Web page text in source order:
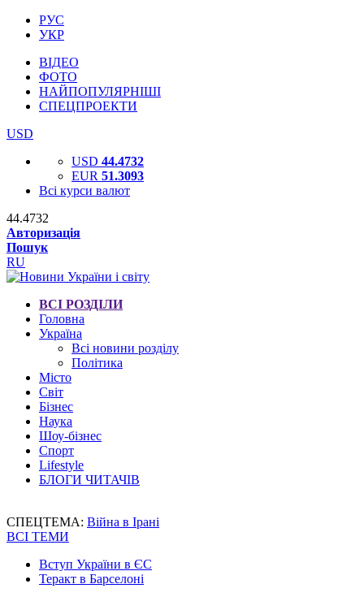
РУС
УКР
ВІДЕО
ФОТО
НАЙПОПУЛЯРНІШІ
СПЕЦПРОЕКТИ
USD
USD 44.4732
EUR 51.3093
Всі курси валют
44.4732
Авторизація
Пошук
RU
ВСІ РОЗДІЛИ
Головна
Україна
Всі новини розділу
Політика
Місто
Світ
Бізнес
Наука
Шоу-бізнес
Спорт
Lifestyle
БЛОГИ ЧИТАЧІВ
СПЕЦТЕМА: Війна в Ірані
ВСІ ТЕМИ
Вступ України в ЄС
Теракт в Барселоні